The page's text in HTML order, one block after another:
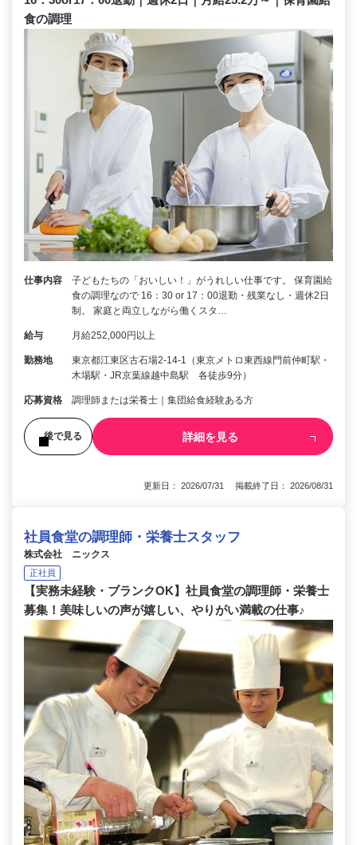
食の調理
仕事内容
子どもたちの「おいしい！」がうれしい仕事です。 保育園給
食の調理なので 16：30 or 17：00退勤・残業なし・週休2日
制。 家庭と両立しながら働くスタ…
給与 月給252,000円以上
勤務地
東京都江東区古石場2-14-1（東京メトロ東西線門前仲町駅・
木場駅・JR京葉線越中島駅 各徒歩9分）
応募資格 調理師または栄養士｜集団給食経験ある方
後で見る 詳細を見る
更新日： 2026/07/31 掲載終了日： 2026/08/31
社員食堂の調理師・栄養士スタッフ
株式会社 ニックス
正社員
【実務未経験・ブランクOK】社員食堂の調理師・栄養士
募集！美味しいの声が嬉しい、やりがい満載の仕事♪